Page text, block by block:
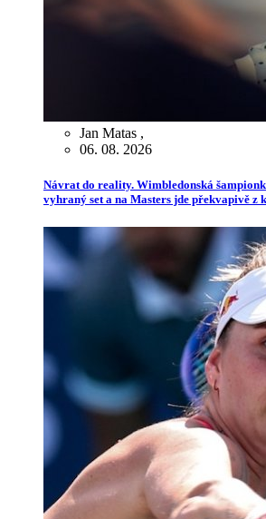
Jan Matas ,
06. 08. 2026
Návrat do reality. Wimbledonská
vyhraný set a na Masters jde překvapivě z